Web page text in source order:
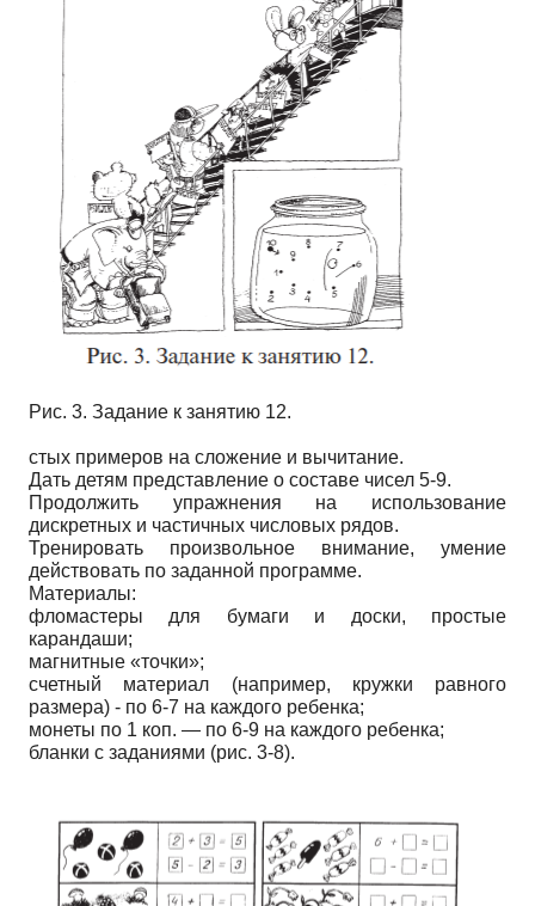
Рис. 3. Задание к занятию 12.
стых примеров на сложение и вычитание.
Дать детям представление о составе чисел 5-9.
Продолжить упражнения на использование
дискретных и частичных числовых рядов.
Тренировать произвольное внимание, умение
действовать по заданной программе.
Материалы:
фломастеры для бумаги и доски, простые
карандаши;
магнитные «точки»;
счетный материал (например, кружки равного
размера) - по 6-7 на каждого ребенка;
монеты по 1 коп. — по 6-9 на каждого ребенка;
бланки с заданиями (рис. 3-8).